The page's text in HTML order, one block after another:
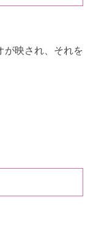
が映され、それを